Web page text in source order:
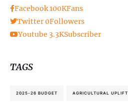
Facebook100KFans
Twitter 0Followers
Youtube 3.3KSubscriber
TAGS
2025-26 BUDGET AGRICULTURAL UPLIFT